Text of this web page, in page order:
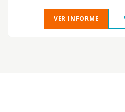
VER INFORME